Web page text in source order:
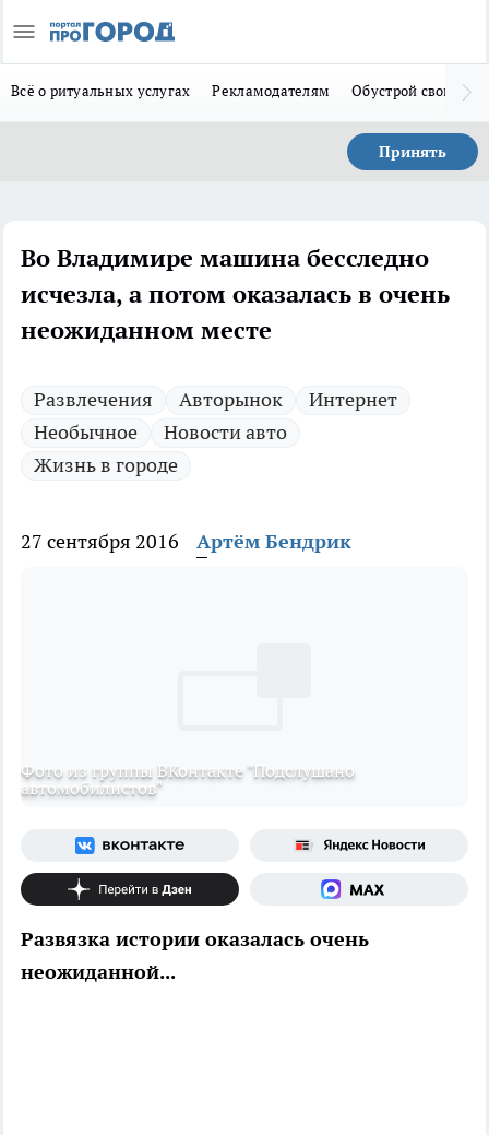
Всё о ритуальных услугах Рекламодателям Обустрой свой дом
Принять
Во Владимире машина бесследно
исчезла, а потом оказалась в очень
неожиданном месте
Развлечения Авторынок
Интернет
Необычное
Новости авто
Жизнь в городе
27 сентября 2016 Артём Бендрик
Фото из группы ВКонтакте "Подслушано
автомобилистов"
Развязка истории оказалась очень
неожиданной...